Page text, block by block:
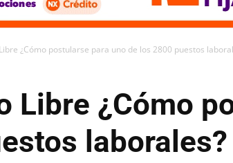
¿Cómo postularse para uno de los 2800 puestos
Libre ¿Cómo
laborales?